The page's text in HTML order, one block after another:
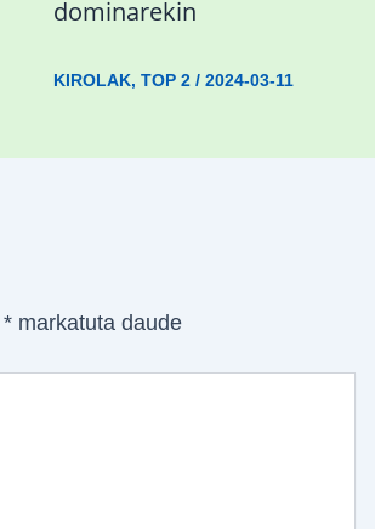
dominarekin
KIROLAK,TOP 2 /2024-03-11
*markatuta daude